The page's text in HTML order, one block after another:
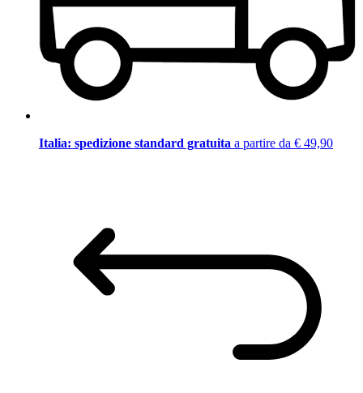
Italia: spedizione standard gratuita a partire da € 49,90